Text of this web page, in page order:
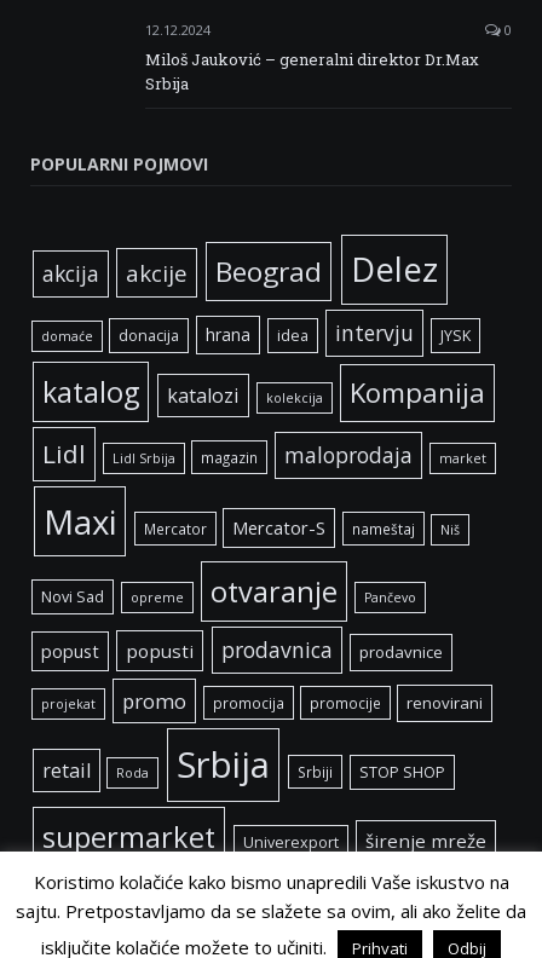
12.12.2024 0
Miloš Jauković – generalni direktor Dr.Max
Srbija
POPULARNI POJMOVI
akcija akcije Beograd Delez
domaće donacija hrana idea intervju JYSK
katalog katalozi kolekcija Kompanija
Lidl Lidl Srbija magazin maloprodaja market
Maxi Mercator Mercator-S nameštaj Niš
Novi Sad opreme otvaranje Pančevo
popust popusti prodavnica prodavnice
projekat promo promocija promocije renovirani
retail Roda Srbija Srbiji STOP SHOP
supermarket Univerexport širenje mreže
Koristimo kolačiće kako bismo unapredili Vaše iskustvo na
sajtu. Pretpostavljamo da se slažete sa ovim, ali ako želite da
isključite kolačiće možete to učiniti.
Prihvati Odbij